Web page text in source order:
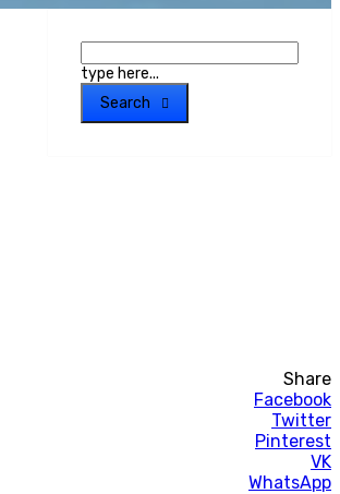
type here...
Search
Share
Facebook
Twitter
Pinterest
VK
WhatsApp